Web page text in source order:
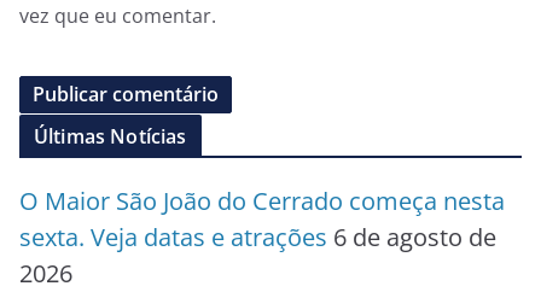
vez que eu comentar.
Últimas Notícias
O Maior São João do Cerrado começa nesta
sexta. Veja datas e atrações 6 de agosto de
2026